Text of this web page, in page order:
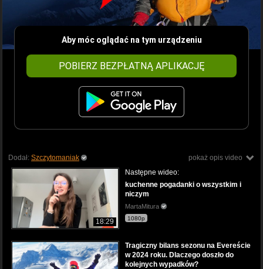
Aby móc oglądać na tym urządzeniu
POBIERZ BEZPŁATNĄ APLIKACJĘ
pokaż opis video
Dodał: Szczytomaniak
18:29
Następne wideo:
kuchenne pogadanki o wszystkim i
niczym
MartaMitura
1080p
Tragiczny bilans sezonu na Evereście
w 2024 roku. Dlaczego doszło do
kolejnych wypadków?